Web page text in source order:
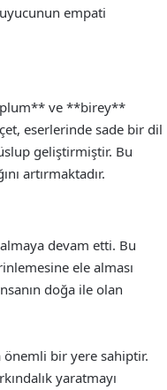
empati
ve **birey**
eserlerinde sade bir dil
geliştirmiştir. Bu
artırmaktadır.
devam etti. Bu
ele alması
doğa ile olan
önemli bir yere sahiptir.
yaratmayı